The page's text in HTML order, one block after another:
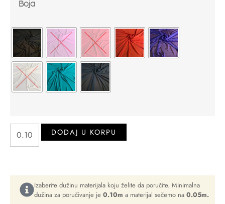
Boja
DODAJ U KORPU
Izaberite dužinu materijala koju želite da poručite. Minimalna
dužina za poručivanje je 0.10m a materijal sečemo na 0.05m.